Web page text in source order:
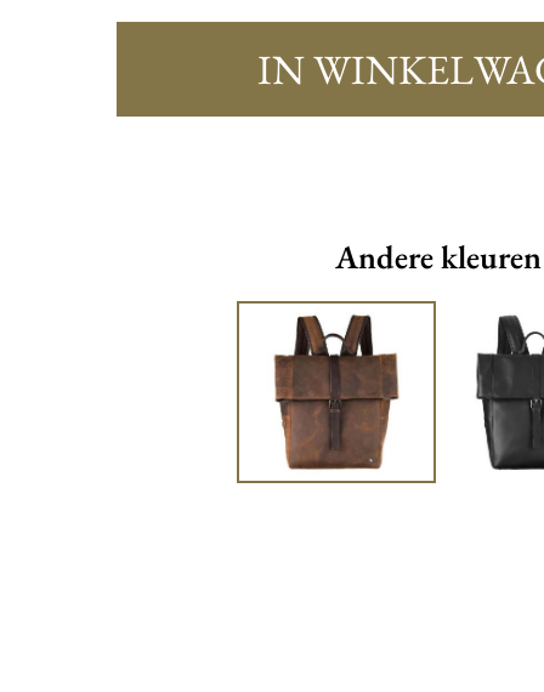
IN
Andere kleuren